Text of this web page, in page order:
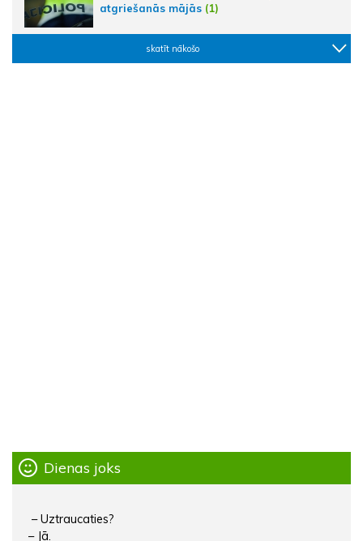
atgriešanās mājās (1)
skatīt nākošo
Dienas joks
– Uztraucaties?
– Jā.